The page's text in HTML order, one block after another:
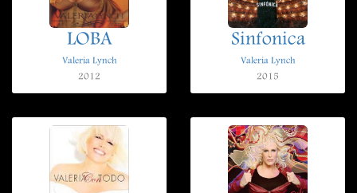
LOBA
Valeria Lynch
2012
Sinfonica
Valeria Lynch
2015